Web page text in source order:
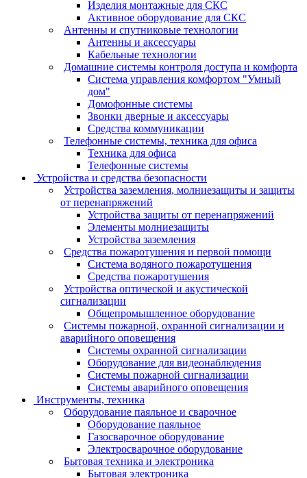
Изделия монтажные для СКС
Активное оборудование для СКС
Антенны и спутниковые технологии
Антенны и аксессуары
Кабельные технологии
Домашние системы контроля доступа и комфорта
Система управления комфортом "Умный
дом"
Домофонные системы
Звонки дверные и аксессуары
Средства коммуникации
Телефонные системы, техника для офиса
Техника для офиса
Телефонные системы
Устройства и средства безопасности
Устройства заземления, молниезащиты и защиты
от перенапряжений
Устройства защиты от перенапряжений
Элементы молниезащиты
Устройства заземления
Средства пожаротушения и первой помощи
Система водяного пожаротушения
Средства пожаротушения
Устройства оптической и акустической
сигнализации
Общепромышленное оборудование
Системы пожарной, охранной сигнализации и
аварийного оповещения
Системы охранной сигнализации
Оборудование для видеонаблюдения
Системы пожарной сигнализации
Системы аварийного оповещения
Инструменты, техника
Оборудование паяльное и сварочное
Оборудование паяльное
Газосварочное оборудование
Электросварочное оборудование
Бытовая техника и электроника
Бытовая электроника